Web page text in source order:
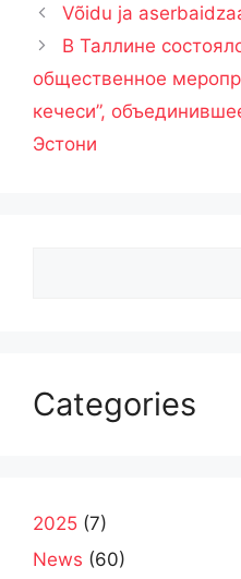
Võidu ja
В Таллине
общественное
кечеси”,
Эстони
Categories
2025 (7)
News (60)